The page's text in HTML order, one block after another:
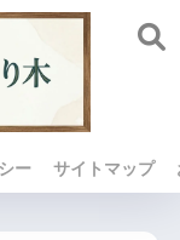
ー サイトマップ